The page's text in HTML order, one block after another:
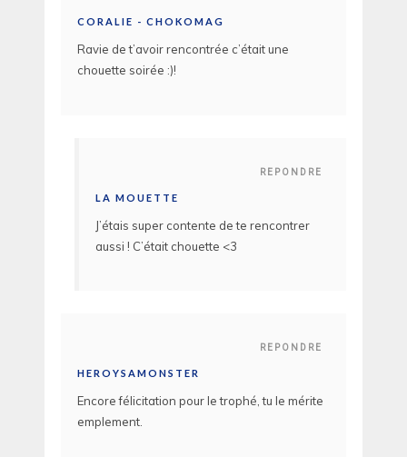
CORALIE - CHOKOMAG
Ravie de t’avoir rencontrée c’était une
chouette soirée :)!
REPONDRE
LA MOUETTE
J’étais super contente de te rencontrer
aussi ! C’était chouette <3
REPONDRE
HEROYSAMONSTER
Encore félicitation pour le trophé, tu le mérite
emplement.